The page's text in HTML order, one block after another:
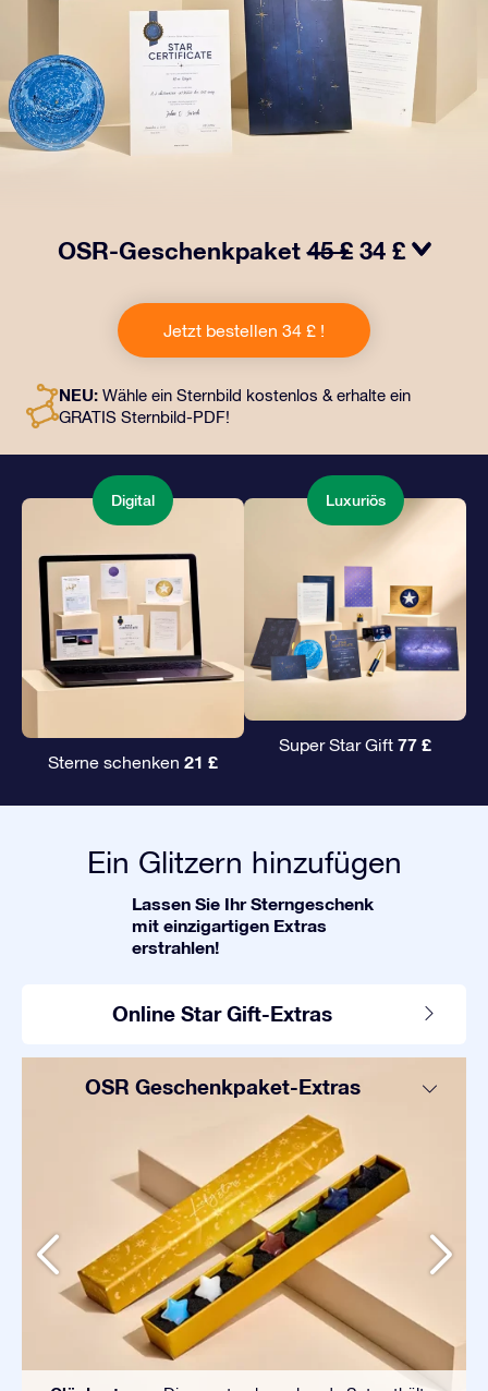
OSR-Geschenkpaket45 £ 34 £
Geschenkpaket! Dieses Geschenk enthält einen
schönen Umschlag und personalisierte Dokumente, die
an eine Adresse Ihrer Wahl gesendet werden, sowie
unserer Apps. Es ist eine zauberhafte Art, Freunden und
Liebsten ein unvergängliches Geschenk zu
Jetzt bestellen 34 £ !
NEU: Wähle ein Sternbild kostenlos & erhalte ein
GRATIS Sternbild-PDF!
Digital
Sterne schenken 21 £
Luxuriös
Super Star Gift 77 £
Ein Glitzern hinzufügen
Lassen Sie Ihr Sterngeschenk
mit einzigartigen Extras
erstrahlen!
Online Star Gift-Extras
OSR Geschenkpaket-Extras